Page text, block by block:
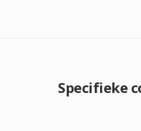
Specifieke